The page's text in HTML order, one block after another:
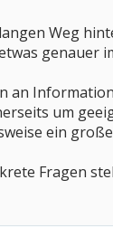
Weg
an
um
ein
Fragen